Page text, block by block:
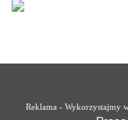
Reklama - Wykorzystajmy